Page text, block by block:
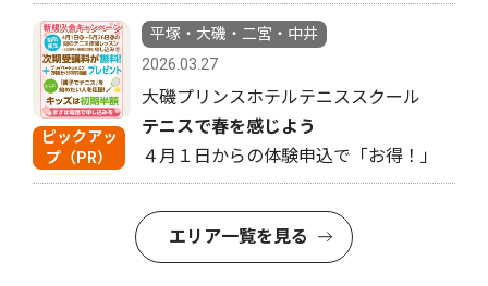
ピックアッ
プ（PR）
平塚・大磯・二宮・中井
2026.03.27
大磯プリンスホテルテニススクール
テニスで春を感じよう
４月１日からの体験申込で「お得！」
エリア一覧を見る